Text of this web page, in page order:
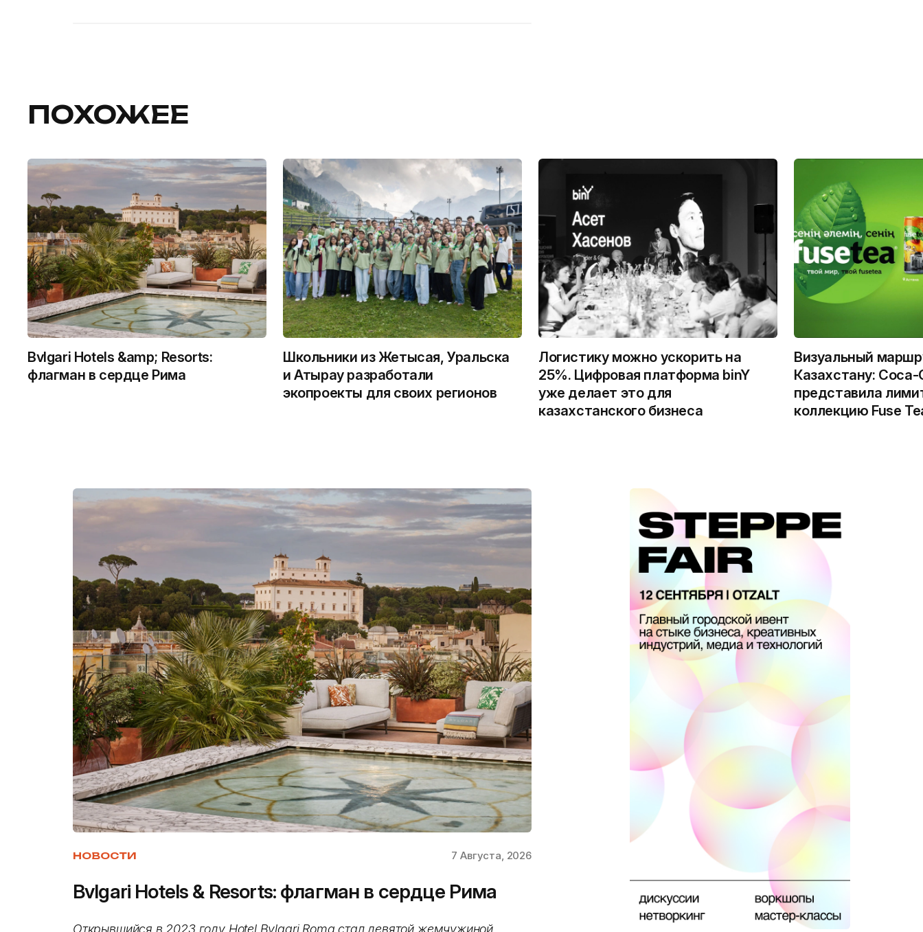
ПОХОЖЕЕ
Bvlgari Hotels &amp; Resorts:
флагман в сердце Рима
Школьники из Жетысая, Уральска
и Атырау разработали
экопроекты для своих регионов
Логистику можно ускорить на
25%. Цифровая платформа binY
уже делает это для
казахстанского бизнеса
Визуальный
Казахстану: Coca-
представила
коллекцию Fuse
НОВОСТИ 7 Августа, 2026
Bvlgari Hotels & Resorts: флагман в сердце Рима
Открывшийся в 2023 году Hotel Bvlgari Roma стал девятой жемчужиной